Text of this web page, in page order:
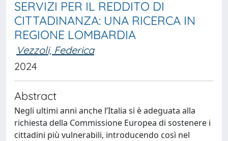
SERVIZI PER IL REDDITO DI
CITTADINANZA: UNA RICERCA IN
REGIONE LOMBARDIA
Vezzoli, Federica
2024
Abstract
Negli ultimi anni anche l’Italia si è adeguata alla
richiesta della Commissione Europea di sostenere i
cittadini più vulnerabili, introducendo così nel